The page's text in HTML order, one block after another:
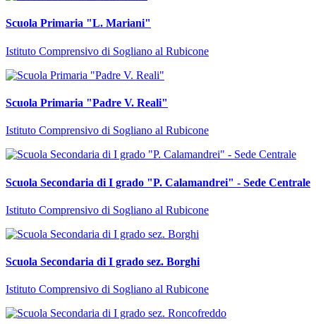
Scuola Primaria "L. Mariani"
Istituto Comprensivo di Sogliano al Rubicone
Scuola Primaria "Padre V. Reali"
Istituto Comprensivo di Sogliano al Rubicone
Scuola Secondaria di I grado "P. Calamandrei" - Sede Centrale
Istituto Comprensivo di Sogliano al Rubicone
Scuola Secondaria di I grado sez. Borghi
Istituto Comprensivo di Sogliano al Rubicone